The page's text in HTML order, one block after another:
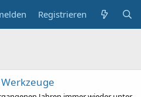
Registrieren